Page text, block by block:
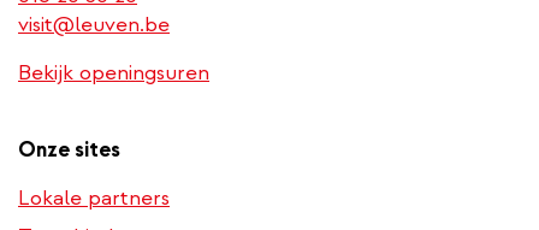
is
phone
visit@leuven.be
Bekijk openingsuren
Onze sites
Lokale partners